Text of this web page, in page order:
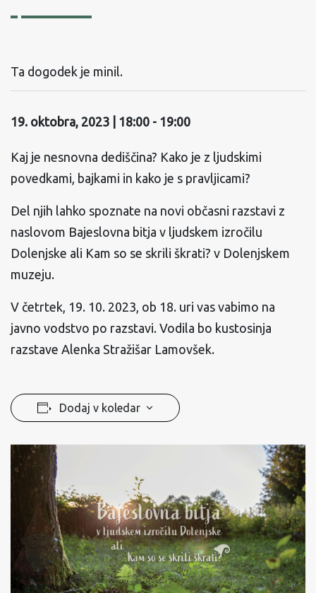
Ta dogodek je minil.
19. oktobra, 2023 | 18:00 - 19:00
Kaj je nesnovna dediščina? Kako je z ljudskimi
povedkami, bajkami in kako je s pravljicami?
Del njih lahko spoznate na novi občasni razstavi z
naslovom Bajeslovna bitja v ljudskem izročilu
Dolenjske ali Kam so se skrili škrati? v Dolenjskem
muzeju.
V četrtek, 19. 10. 2023, ob 18. uri vas vabimo na
javno vodstvo po razstavi. Vodila bo kustosinja
razstave Alenka Stražišar Lamovšek.
Dodaj v koledar